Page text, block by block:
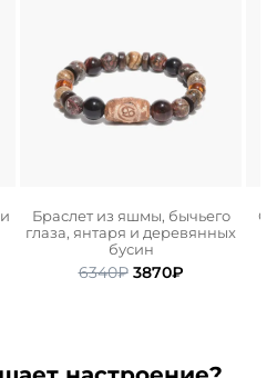
Браслет из яшмы, бычьего
глаза, янтаря и деревянных
бусин
6340₽ Первоначальная
3870₽Текущая